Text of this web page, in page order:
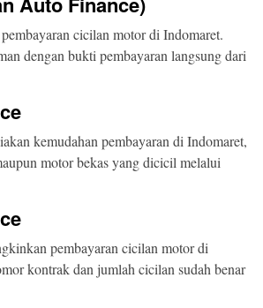
cicilan motor di Indomaret.
dengan bukti pembayaran langsung dari
kemudahan pembayaran di Indomaret,
motor bekas yang dicicil melalui
pembayaran cicilan motor di
kontrak dan jumlah cicilan sudah benar